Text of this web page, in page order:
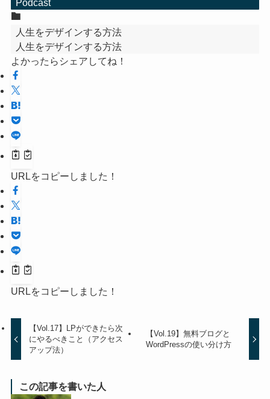
人生をデザインする方法
人生をデザインする方法
よかったらシェアしてね！
URLをコピーしました！
URLをコピーしました！
【Vol.17】LPができたら次
にやるべきこと（アクセス
アップ法）
【Vol.19】無料ブログと
WordPressの使い分け方
この記事を書いた人